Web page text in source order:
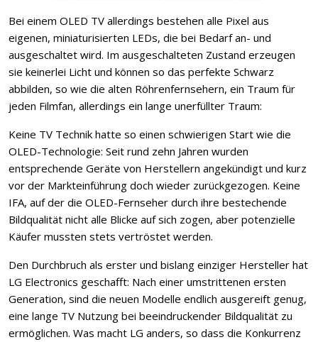
Bei einem OLED TV allerdings bestehen alle Pixel aus
eigenen, miniaturisierten LEDs, die bei Bedarf an- und
ausgeschaltet wird. Im ausgeschalteten Zustand erzeugen
sie keinerlei Licht und können so das perfekte Schwarz
abbilden, so wie die alten Röhrenfernsehern, ein Traum für
jeden Filmfan, allerdings ein lange unerfüllter Traum:
Keine TV Technik hatte so einen schwierigen Start wie die
OLED-Technologie: Seit rund zehn Jahren wurden
entsprechende Geräte von Herstellern angekündigt und kurz
vor der Markteinführung doch wieder zurückgezogen. Keine
IFA, auf der die OLED-Fernseher durch ihre bestechende
Bildqualität nicht alle Blicke auf sich zogen, aber potenzielle
Käufer mussten stets vertröstet werden.
Den Durchbruch als erster und bislang einziger Hersteller hat
LG Electronics geschafft: Nach einer umstrittenen ersten
Generation, sind die neuen Modelle endlich ausgereift genug,
eine lange TV Nutzung bei beeindruckender Bildqualität zu
ermöglichen. Was macht LG anders, so dass die Konkurrenz